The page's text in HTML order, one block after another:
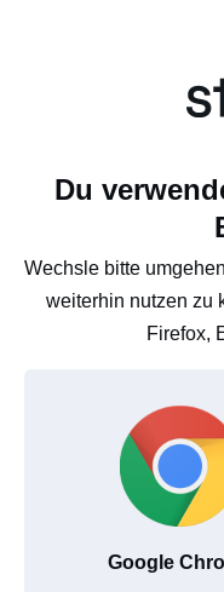
Du
Wechsle bitte
weiterhin nutzen zu
Firefox,
Google